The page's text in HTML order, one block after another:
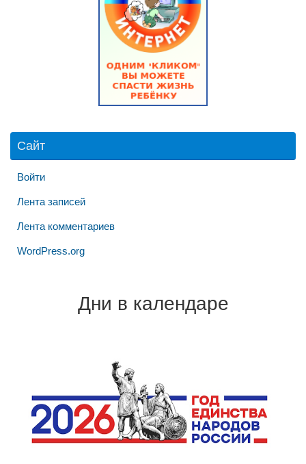
Сайт
Войти
Лента записей
Лента комментариев
WordPress.org
Дни в календаре